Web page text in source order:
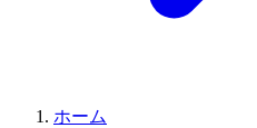
ホーム